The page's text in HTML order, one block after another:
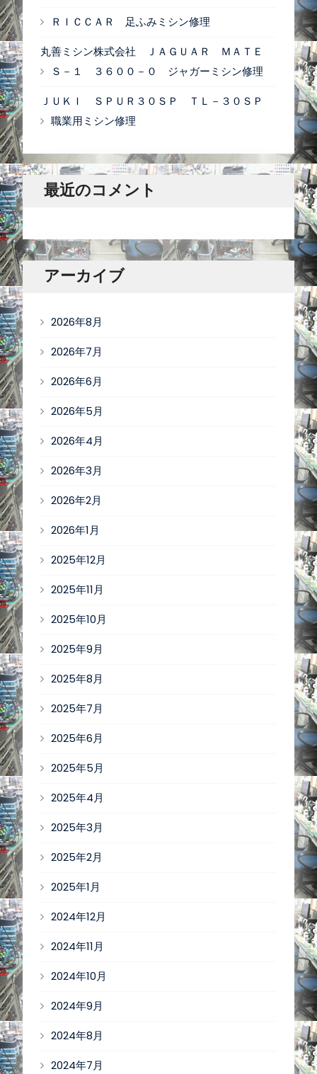
ＲＩＣＣＡＲ 足ふみミシン修理
丸善ミシン株式会社 ＪＡＧＵＡＲ ＭＡＴＥ
Ｓ－１ ３６００－０ ジャガーミシン修理
ＪＵＫＩ ＳＰＵＲ３０ＳＰ ＴＬ－３０ＳＰ
職業用ミシン修理
最近のコメント
アーカイブ
2026年8月
2026年7月
2026年6月
2026年5月
2026年4月
2026年3月
2026年2月
2026年1月
2025年12月
2025年11月
2025年10月
2025年9月
2025年8月
2025年7月
2025年6月
2025年5月
2025年4月
2025年3月
2025年2月
2025年1月
2024年12月
2024年11月
2024年10月
2024年9月
2024年8月
2024年7月